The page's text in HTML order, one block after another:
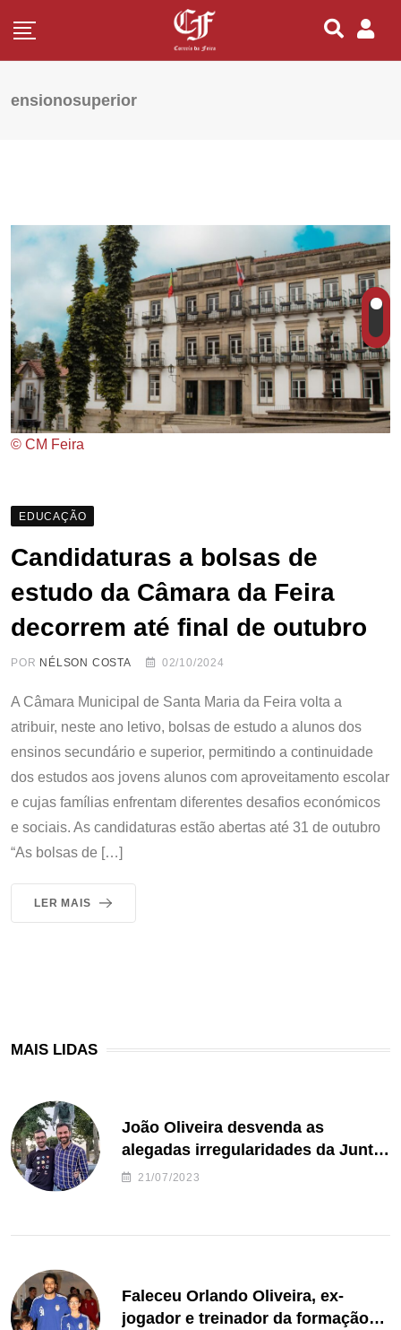
ensionosuperior
© CM Feira
EDUCAÇÃO
Candidaturas a bolsas de
estudo da Câmara da Feira
decorrem até final de outubro
POR NÉLSON COSTA 02/10/2024
A Câmara Municipal de Santa Maria da Feira volta a
atribuir, neste ano letivo, bolsas de estudo a alunos dos
ensinos secundário e superior, permitindo a continuidade
dos estudos aos jovens alunos com aproveitamento escolar
e cujas famílias enfrentam diferentes desafios económicos
e sociais. As candidaturas estão abertas até 31 de outubro
“As bolsas de […]
LER MAIS
MAIS LIDAS
João Oliveira desvenda as
alegadas irregularidades da Junta
de Freguesia S. João de Ver
21/07/2023
Faleceu Orlando Oliveira, ex-
jogador e treinador da formação